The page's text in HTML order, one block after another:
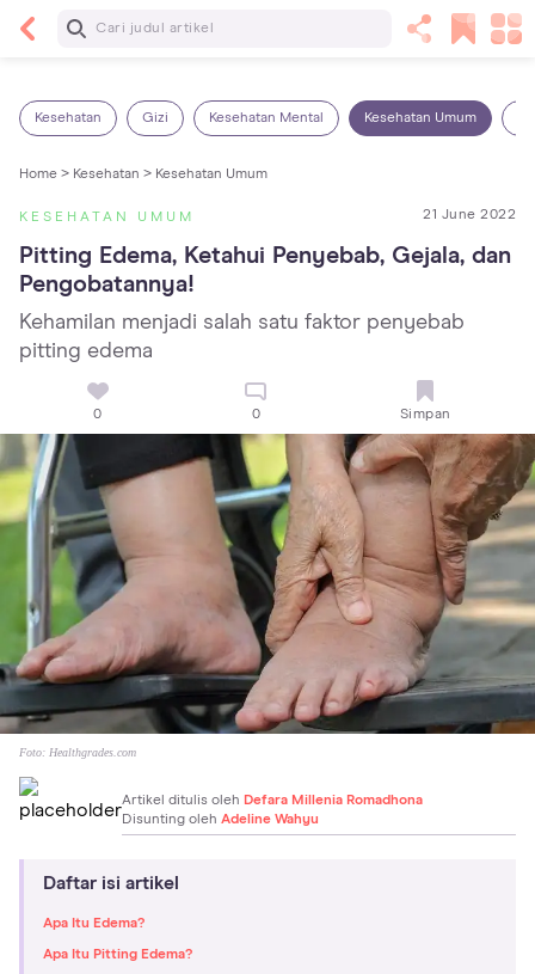
Baca Selanjutnya
Kesehatan Gizi Kesehatan Mental Kesehatan Umum
Home > Kesehatan > Kesehatan Umum
KESEHATAN UMUM 21 June 2022
Pitting Edema, Ketahui Penyebab, Gejala, dan
Pengobatannya!
Kehamilan menjadi salah satu faktor penyebab
pitting edema
0 0 Simpan
Foto: Healthgrades.com
Artikel ditulis oleh Defara Millenia Romadhona
Disunting oleh Adeline Wahyu
Daftar isi artikel
Apa Itu Edema?
Apa Itu Pitting Edema?